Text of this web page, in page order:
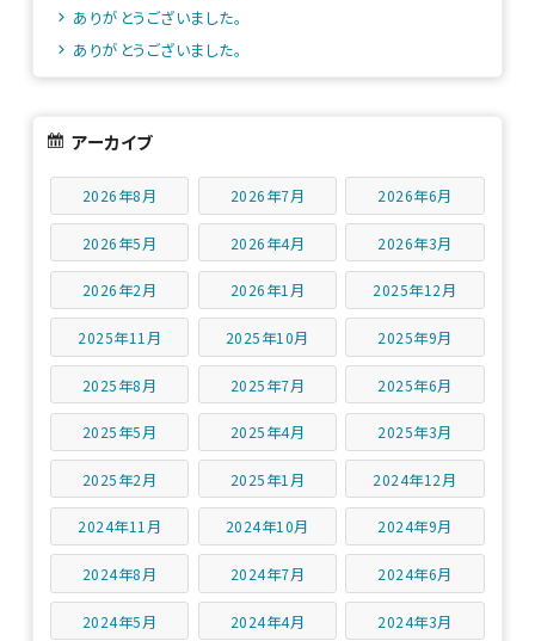
ありがとうございました。
ありがとうございました。
アーカイブ
2026年8月 2026年7月 2026年6月
2026年5月 2026年4月 2026年3月
2026年2月 2026年1月 2025年12月
2025年11月 2025年10月 2025年9月
2025年8月 2025年7月 2025年6月
2025年5月 2025年4月 2025年3月
2025年2月 2025年1月 2024年12月
2024年11月 2024年10月 2024年9月
2024年8月 2024年7月 2024年6月
2024年5月 2024年4月 2024年3月